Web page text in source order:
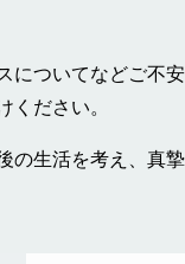
についてなどご不安
ください。
の生活を考え、真摯